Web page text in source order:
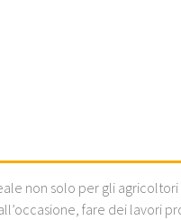
non solo per gli
fare dei lavori